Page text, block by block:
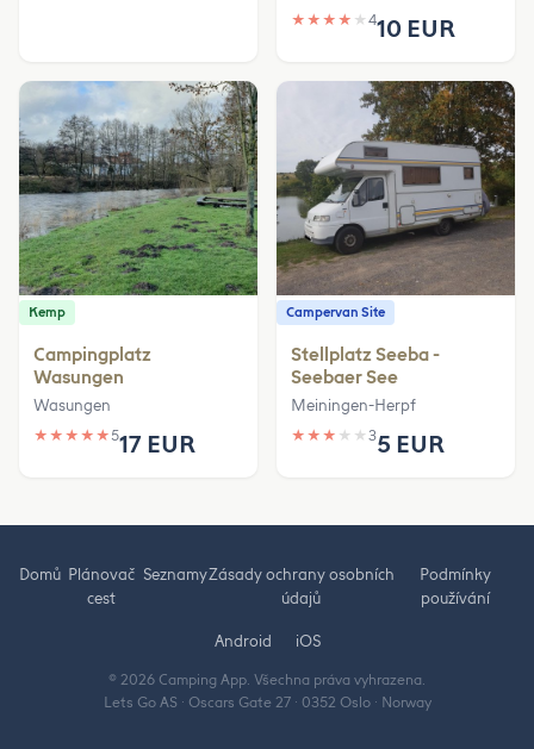
★ ★ ★ ★ ★ 410 EUR
Kemp
Campingplatz
Wasungen
Wasungen
★ ★ ★ ★ ★517 EUR
Campervan Site
Stellplatz Seeba -
Seebaer See
Meiningen-Herpf
★ ★ ★ ★ ★ 35 EUR
Domů Plánovač
cest
SeznamyZásady ochrany osobních
údajů
Podmínky
používání
Android iOS
© 2026 Camping App. Všechna práva vyhrazena.
Lets Go AS · Oscars Gate 27 · 0352 Oslo · Norway